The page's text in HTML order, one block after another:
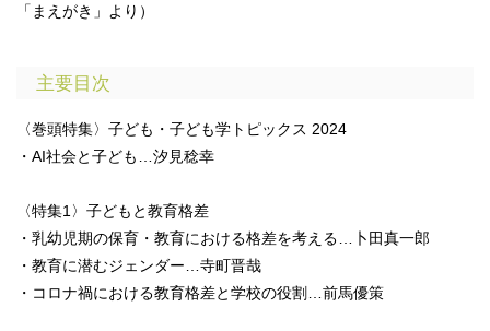
「まえがき」より）
主要目次
〈巻頭特集〉子ども・子ども学トピックス 2024
・AI社会と子ども…汐見稔幸
〈特集1〉子どもと教育格差
・乳幼児期の保育・教育における格差を考える…卜田真一郎
・教育に潜むジェンダー…寺町晋哉
・コロナ禍における教育格差と学校の役割…前馬優策